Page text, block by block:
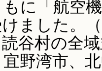
に「航空
ました。
谷村の全
野湾市、